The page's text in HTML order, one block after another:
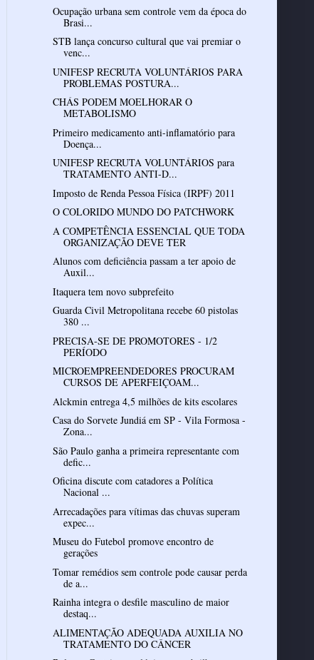
Ocupação urbana sem controle vem da época do
Brasi...
STB lança concurso cultural que vai premiar o
venc...
UNIFESP RECRUTA VOLUNTÁRIOS PARA
PROBLEMAS POSTURA...
CHÁS PODEM MOELHORAR O
METABOLISMO
Primeiro medicamento anti-inflamatório para
Doença...
UNIFESP RECRUTA VOLUNTÁRIOS para
TRATAMENTO ANTI-D...
Imposto de Renda Pessoa Física (IRPF) 2011
O COLORIDO MUNDO DO PATCHWORK
A COMPETÊNCIA ESSENCIAL QUE TODA
ORGANIZAÇÃO DEVE TER
Alunos com deficiência passam a ter apoio de
Auxil...
Itaquera tem novo subprefeito
Guarda Civil Metropolitana recebe 60 pistolas
380 ...
PRECISA-SE DE PROMOTORES - 1/2
PERÍODO
MICROEMPREENDEDORES PROCURAM
CURSOS DE APERFEIÇOAM...
Alckmin entrega 4,5 milhões de kits escolares
Casa do Sorvete Jundiá em SP - Vila Formosa -
Zona...
São Paulo ganha a primeira representante com
defic...
Oficina discute com catadores a Política
Nacional ...
Arrecadações para vítimas das chuvas superam
expec...
Museu do Futebol promove encontro de
gerações
Tomar remédios sem controle pode causar perda
de a...
Rainha integra o desfile masculino de maior
destaq...
ALIMENTAÇÃO ADEQUADA AUXILIA NO
TRATAMENTO DO CÂNCER